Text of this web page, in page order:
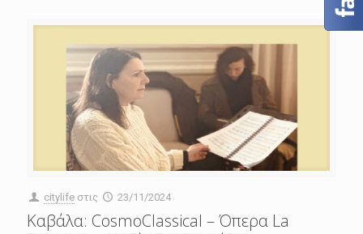
citylife στις 23/11/2024
Καβάλα: CosmoClassical – Όπερα La